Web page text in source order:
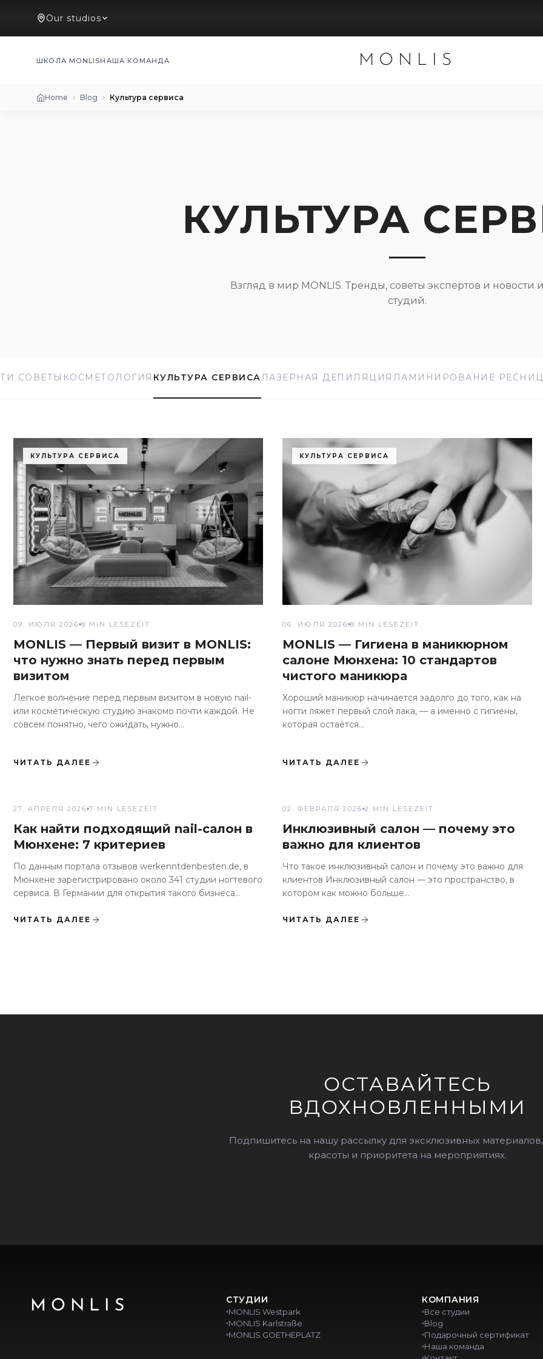
Our studios
ШКОЛА MONLISНАША КОМАНДА MONLIS
Home Blog Культура сервиса
КУЛЬТУРА
Взгляд в мир MONLIS. Тренды, советы экспертов и новости
студий.
СОВЕТЫ КОСМЕТОЛОГИЯ КУЛЬТУРА СЕРВИСАЛАЗЕРНАЯ ДЕПИЛЯЦИЯ ЛАМИНИРОВАНИЕ РЕСНИЦ
КУЛЬТУРА СЕРВИСА
09. ИЮЛЯ 2026 8 MIN LESEZEIT
MONLIS — Первый визит в MONLIS:
что нужно знать перед первым
визитом
Легкое волнение перед первым визитом в новую nail-
или косметическую студию знакомо почти каждой. Не
совсем понятно, чего ожидать, нужно...
ЧИТАТЬ ДАЛЕЕ
КУЛЬТУРА СЕРВИСА
06. ИЮЛЯ 2026 8 MIN LESEZEIT
MONLIS — Гигиена в маникюрном
салоне Мюнхена: 10 стандартов
чистого маникюра
Хороший маникюр начинается задолго до того, как на
ногти ляжет первый слой лака, — а именно с гигиены,
которая остаётся...
ЧИТАТЬ ДАЛЕЕ
КУЛЬТУРА СЕРВИСА
27. АПРЕЛЯ 2026 7 MIN LESEZEIT
Как найти подходящий nail-салон в
Мюнхене: 7 критериев
По данным портала отзывов werkenntdenbesten.de, в
Мюнхене зарегистрировано около 341 студии ногтевого
сервиса. В Германии для открытия такого бизнеса
ЧИТАТЬ ДАЛЕЕ
КУЛЬТУРА СЕРВИСА
02. ФЕВРАЛЯ 2026 2 MIN LESEZEIT
Инклюзивный салон — почему это
важно для клиентов
Что такое инклюзивный салон и почему это важно для
клиентов Инклюзивный салон — это пространство, в
котором как можно больше...
ЧИТАТЬ ДАЛЕЕ
ОСТАВАЙТЕСЬ
ВДОХНОВЛЕННЫМИ
Подпишитесь на нашу рассылку для эксклюзивных
красоты и приоритета на мероприятиях.
MONLIS СТУДИИ
MONLIS Westpark
MONLIS Karlstraße
MONLIS GOETHEPLATZ
КОМПАНИЯ
Все студии
Blog
Подарочный сертификат
Наша команда